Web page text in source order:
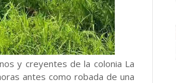
y creyentes de la colonia La
antes como robada de una